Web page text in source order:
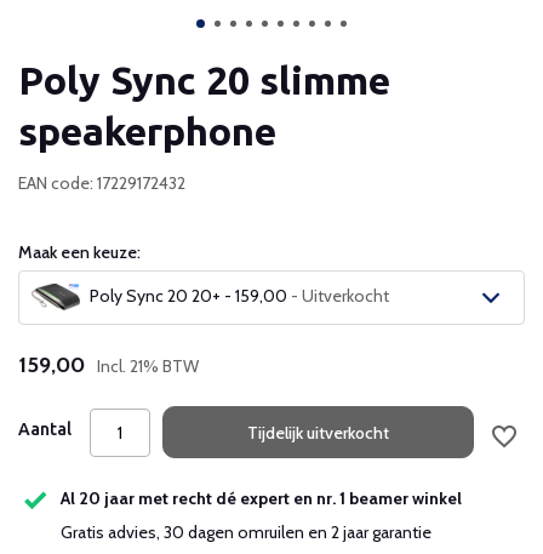
Poly Sync 20 slimme
speakerphone
EAN code: 17229172432
Maak een keuze:
Poly Sync 20 20+ - 159,00 - Uitverkocht
Uitverkocht
159,00 Incl. 21% BTW
Aantal Tijdelijk uitverkocht
Al 20 jaar met recht dé expert en nr. 1 beamer winkel
Gratis advies, 30 dagen omruilen en 2 jaar garantie